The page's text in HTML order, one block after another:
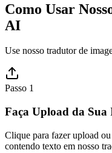
Como Usar
AI
Use nosso tradutor de
Passo 1
Faça Upload da Sua
Clique para fazer upload
contendo texto em nosso